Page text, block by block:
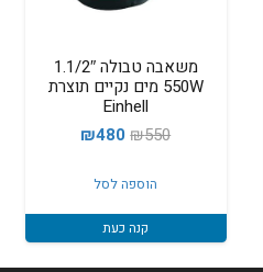
משאבה טבולה 1.1/2″
550W מים נקיים תוצרת
Einhell
₪550
המחיר
היה:
₪550.
₪480 המחיר
₪480.
הוספה לסל
קנה כעת